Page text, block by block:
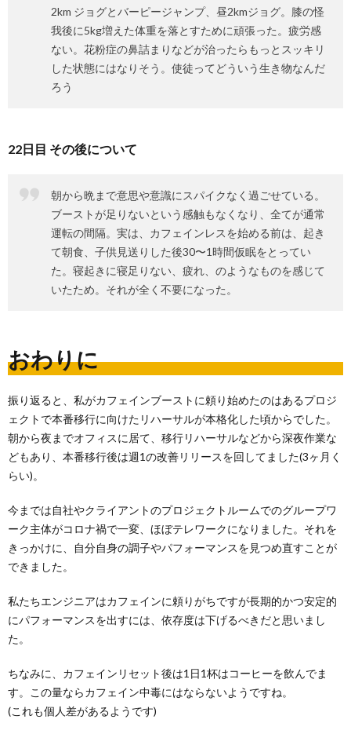
2km ジョグとバーピージャンプ、昼2kmジョグ。膝の怪
我後に5kg増えた体重を落とすために頑張った。疲労感
ない。花粉症の鼻詰まりなどが治ったらもっとスッキリ
した状態にはなりそう。使徒ってどういう生き物なんだ
ろう
22日目 その後について
朝から晩まで意思や意識にスパイクなく過ごせている。
ブーストが足りないという感触もなくなり、全てが通常
運転の間隔。実は、カフェインレスを始める前は、起き
て朝食、子供見送りした後30〜1時間仮眠をとってい
た。寝起きに寝足りない、疲れ、のようなものを感じて
いたため。それが全く不要になった。
おわりに
振り返ると、私がカフェインブーストに頼り始めたのはあるプロジ
ェクトで本番移行に向けたリハーサルが本格化した頃からでした。
朝から夜までオフィスに居て、移行リハーサルなどから深夜作業な
どもあり、本番移行後は週1の改善リリースを回してました(3ヶ月く
らい)。
今までは自社やクライアントのプロジェクトルームでのグループワ
ーク主体がコロナ禍で一変、ほぼテレワークになりました。それを
きっかけに、自分自身の調子やパフォーマンスを見つめ直すことが
できました。
私たちエンジニアはカフェインに頼りがちですが長期的かつ安定的
にパフォーマンスを出すには、依存度は下げるべきだと思いまし
た。
ちなみに、カフェインリセット後は1日1杯はコーヒーを飲んでま
す。この量ならカフェイン中毒にはならないようですね。
(これも個人差があるようです)